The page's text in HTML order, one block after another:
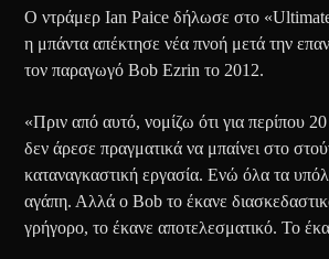
Ο ντράμερ Ian Paice δήλωσε στο
η μπάντα απέκτησε νέα πνοή μετά την
τον παραγωγό Bob Ezrin το 2012.
«Πριν από αυτό, νομίζω ότι για περίπου
δεν άρεσε πραγματικά να μπαίνει στο
καταναγκαστική εργασία. Ενώ όλα τα
αγάπη. Αλλά ο Bob το έκανε
γρήγορο, το έκανε αποτελεσματικό. Το